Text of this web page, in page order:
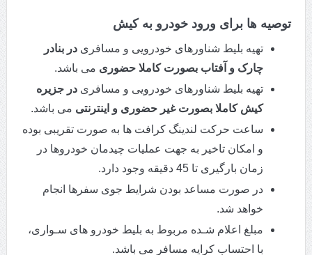
توصیه ها برای ورود خودرو به کیش
تهیه بلیط شناورهای خودرویی و مسافری در بنادر
چارک و آفتاب بصورت کاملا حضوری می باشد.
تهیه بلیط شناورهای خودرویی و مسافری در جزیره
کیش کاملا بصورت غیر حضوری و اینترنتی می باشد.
ساعت حرکت لندینگ کرافت ها به صورت تقریبی بوده
و امکان تاخیر به جهت عملیات چیدمان خودروها در
زمان بارگیری تا 45 دقیقه وجود دارد.
در صورت مساعد بودن شرایط جوی سفرها انجام
خواهد شد.
مبلغ اعلام شـده مربوط به بلیط خودرو های سـواری،
با احتساب کرایه مسافر می باشد.